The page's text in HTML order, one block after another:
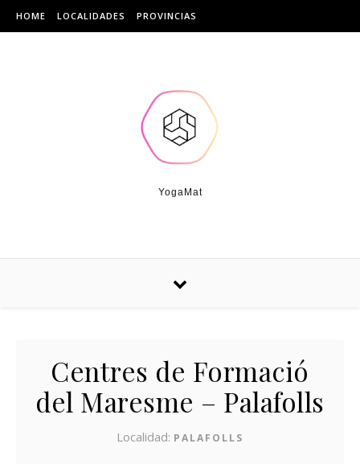
Skip to content
HOME LOCALIDADES PROVINCIAS
YogaMat
Centres de Formació
del Maresme – Palafolls
Localidad: PALAFOLLS